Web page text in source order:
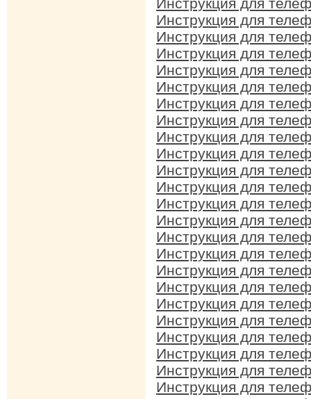
Инструкция для
Инструкция для
Инструкция для
Инструкция для
Инструкция для
Инструкция для
Инструкция для
Инструкция для
Инструкция для
Инструкция для
Инструкция для
Инструкция для
Инструкция для
Инструкция для
Инструкция для
Инструкция для
Инструкция для
Инструкция для
Инструкция для
Инструкция для
Инструкция для
Инструкция для
Инструкция для
Инструкция для